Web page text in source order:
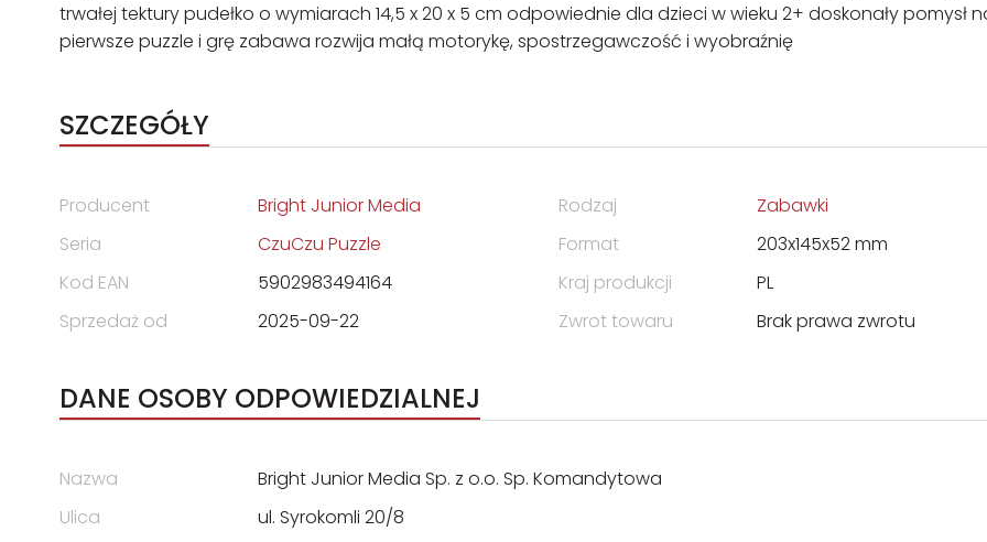
trwałej tektury pudełko o wymiarach 14,5 x 20 x 5 cm odpowiednie dla dzieci w wieku 2+ doskonały pomysł
pierwsze puzzle i grę zabawa rozwija małą motorykę, spostrzegawczość i wyobraźnię
SZCZEGÓŁY
Producent
Bright Junior Media
Seria
CzuCzu Puzzle
Kod EAN
5902983494164
Sprzedaż od
2025-09-22
Rodzaj
Zabawki
Format
203x145x52 mm
Kraj produkcji
PL
Zwrot towaru
Brak prawa zwrotu
DANE OSOBY ODPOWIEDZIALNEJ
Nazwa
Bright Junior Media Sp. z o.o. Sp. Komandytowa
Ulica
ul. Syrokomli 20/8